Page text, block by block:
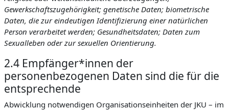
Gewerkschaftszugehörigkeit; genetische Daten; biometrische
Daten, die zur eindeutigen Identifizierung einer natürlichen
Person verarbeitet werden; Gesundheitsdaten; Daten zum
Sexualleben oder zur sexuellen Orientierung.
2.4 Empfänger*innen der
personenbezogenen Daten sind die für die
entsprechende
Abwicklung notwendigen Organisationseinheiten der JKU – im